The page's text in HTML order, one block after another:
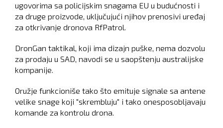
ugovorima sa policijskim snagama EU u budućnosti i
za druge proizvode, uključujući njihov prenosivi uređaj
za otkrivanje dronova RfPatrol.
DronGan taktikal, koji ima dizajn puške, nema dozvolu
za prodaju u SAD, navodi se u saopštenju australijske
kompanije.
Oružje funkcioniše tako što emituje signale sa antene
velike snage koji "skrembluju" i tako onesposobljavaju
komande za kontrolu drona.